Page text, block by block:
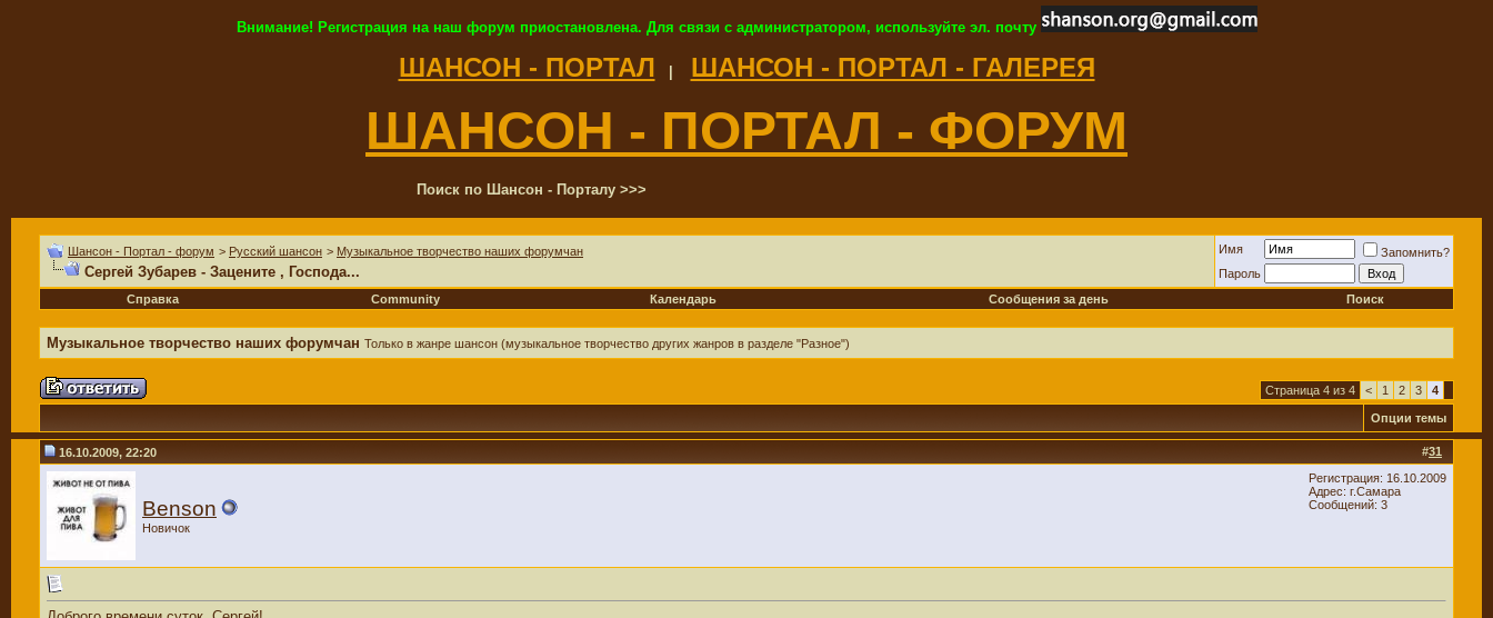
Внимание! Регистрация на наш форум приостановлена. Для связи с администратором, используйте эл. почту
ШАНСОН - ПОРТАЛ ШАНСОН - ПОРТАЛ - ГАЛЕРЕЯ
ШАНСОН - ПОРТАЛ - ФОРУМ
Поиск по Шансон - Порталу >>>
Шансон - Портал - форум > Русский шансон > Музыкальное творчество наших форумчан
Сергей Зубарев - Зацените , Господа...
Имя
Запомнить?
Пароль
Справка
Community Календарь Сообщения за день Поиск
Музыкальное творчество наших форумчан Только в жанре шансон (музыкальное творчество других жанров в разделе "Разное")
Страница 4 из 4 < 1 2 3 4
Опции темы
#31
16.10.2009, 22:20
Benson
Новичок
Регистрация: 16.10.2009
Адрес: г.Самара
Сообщений: 3